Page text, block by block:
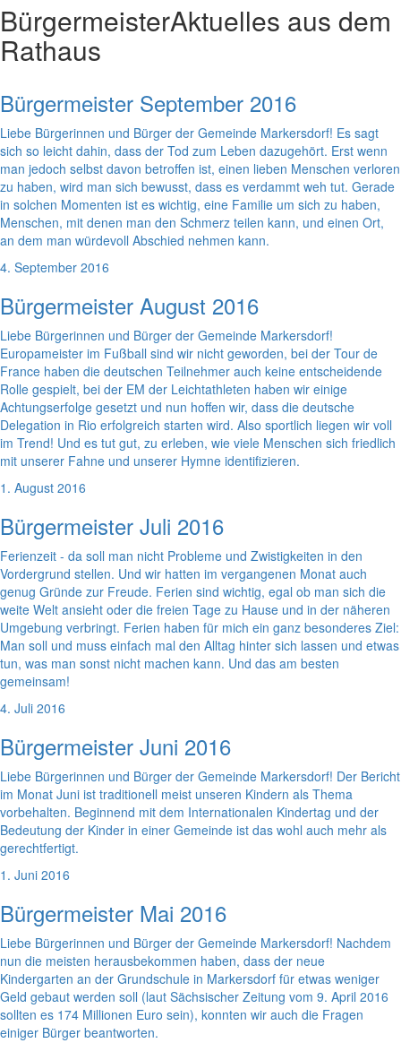
BürgermeisterAktuelles aus dem
Rathaus
Bürgermeister September 2016
Liebe Bürgerinnen und Bürger der Gemeinde Markersdorf! Es sagt
sich so leicht dahin, dass der Tod zum Leben dazugehört. Erst wenn
man jedoch selbst davon betroffen ist, einen lieben Menschen verloren
zu haben, wird man sich bewusst, dass es verdammt weh tut. Gerade
in solchen Momenten ist es wichtig, eine Familie um sich zu haben,
Menschen, mit denen man den Schmerz teilen kann, und einen Ort,
an dem man würdevoll Abschied nehmen kann.
4. September 2016
Bürgermeister August 2016
Liebe Bürgerinnen und Bürger der Gemeinde Markersdorf!
Europameister im Fußball sind wir nicht geworden, bei der Tour de
France haben die deutschen Teilnehmer auch keine entscheidende
Rolle gespielt, bei der EM der Leichtathleten haben wir einige
Achtungserfolge gesetzt und nun hoffen wir, dass die deutsche
Delegation in Rio erfolgreich starten wird. Also sportlich liegen wir voll
im Trend! Und es tut gut, zu erleben, wie viele Menschen sich friedlich
mit unserer Fahne und unserer Hymne identifizieren.
1. August 2016
Bürgermeister Juli 2016
Ferienzeit - da soll man nicht Probleme und Zwistigkeiten in den
Vordergrund stellen. Und wir hatten im vergangenen Monat auch
genug Gründe zur Freude. Ferien sind wichtig, egal ob man sich die
weite Welt ansieht oder die freien Tage zu Hause und in der näheren
Umgebung verbringt. Ferien haben für mich ein ganz besonderes Ziel:
Man soll und muss einfach mal den Alltag hinter sich lassen und etwas
tun, was man sonst nicht machen kann. Und das am besten
gemeinsam!
4. Juli 2016
Bürgermeister Juni 2016
Liebe Bürgerinnen und Bürger der Gemeinde Markersdorf! Der Bericht
im Monat Juni ist traditionell meist unseren Kindern als Thema
vorbehalten. Beginnend mit dem Internationalen Kindertag und der
Bedeutung der Kinder in einer Gemeinde ist das wohl auch mehr als
gerechtfertigt.
1. Juni 2016
Bürgermeister Mai 2016
Liebe Bürgerinnen und Bürger der Gemeinde Markersdorf! Nachdem
nun die meisten herausbekommen haben, dass der neue
Kindergarten an der Grundschule in Markersdorf für etwas weniger
Geld gebaut werden soll (laut Sächsischer Zeitung vom 9. April 2016
sollten es 174 Millionen Euro sein), konnten wir auch die Fragen
einiger Bürger beantworten.